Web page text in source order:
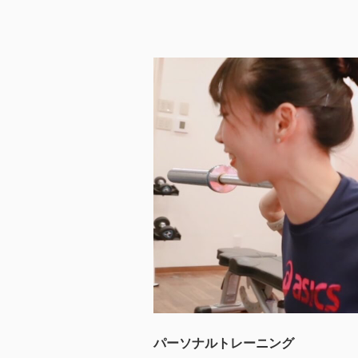
パーソナルトレーニング